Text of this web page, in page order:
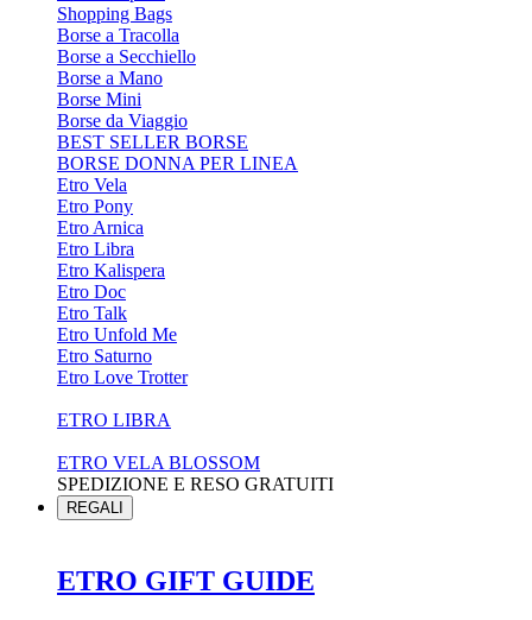
Shopping Bags
Borse a Tracolla
Borse a Secchiello
Borse a Mano
Borse Mini
Borse da Viaggio
BEST SELLER BORSE
BORSE DONNA PER LINEA
Etro Vela
Etro Pony
Etro Arnica
Etro Libra
Etro Kalispera
Etro Doc
Etro Talk
Etro Unfold Me
Etro Saturno
Etro Love Trotter
ETRO LIBRA
ETRO VELA BLOSSOM
SPEDIZIONE E RESO GRATUITI
REGALI
ETRO GIFT GUIDE